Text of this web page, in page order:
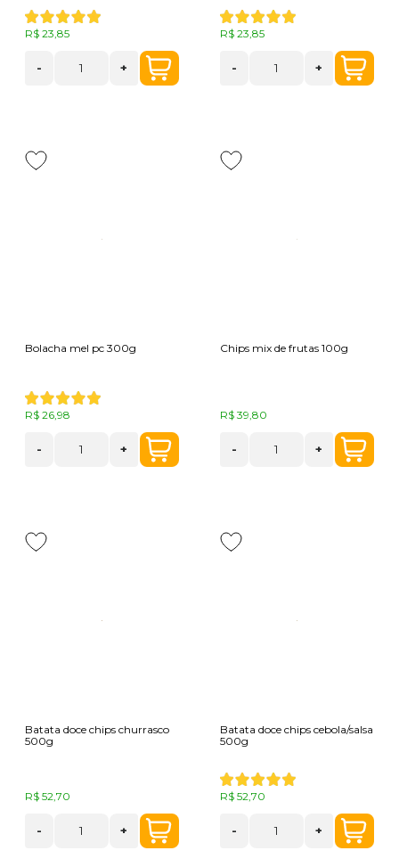
R$ 23,85
- +
R$ 23,85
- +
Bolacha mel pc 300g
R$ 26,98
- +
Chips mix de frutas 100g
R$ 39,80
- +
Batata doce chips churrasco
500g
R$ 52,70
- +
Batata doce chips cebola/salsa
500g
R$ 52,70
- +